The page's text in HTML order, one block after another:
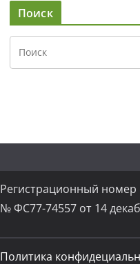
Поиск
Регистрационный
№ ФС77-74557 от 14
Политика